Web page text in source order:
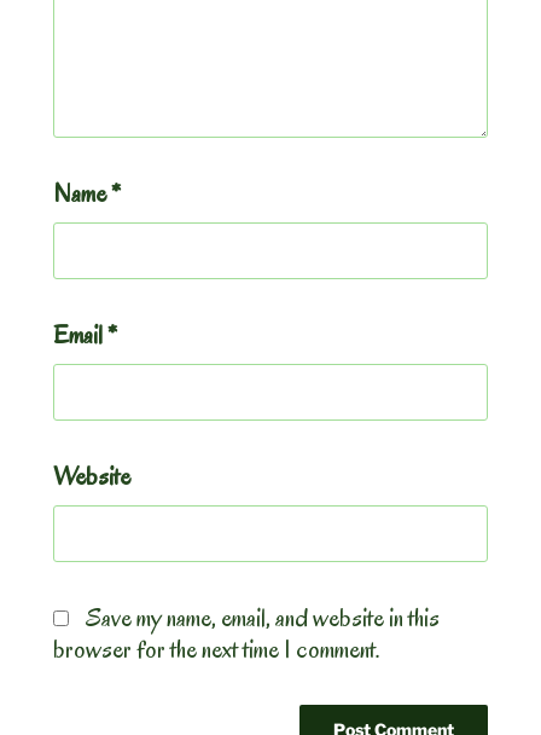
Name*
Email*
Website
Save my name, email, and website in this
browser for the next time I comment.